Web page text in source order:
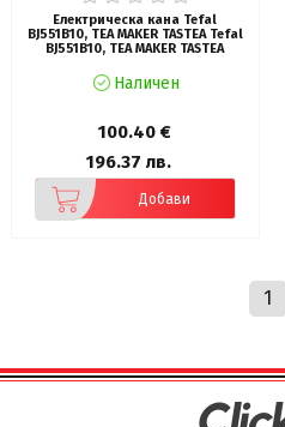
Електрическа кана Tefal
BJ551B10, TEA MAKER TASTEA Tefal
BJ551B10, TEA MAKER TASTEA
Наличен
100.40 €
196.37 лв.
Добави
1